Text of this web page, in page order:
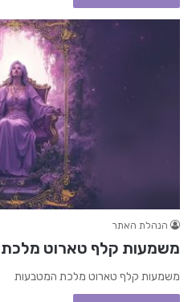
הנהלת האתר
משמעות קלף טארוט
משמעות קלף טארוט מלכת המטבעות